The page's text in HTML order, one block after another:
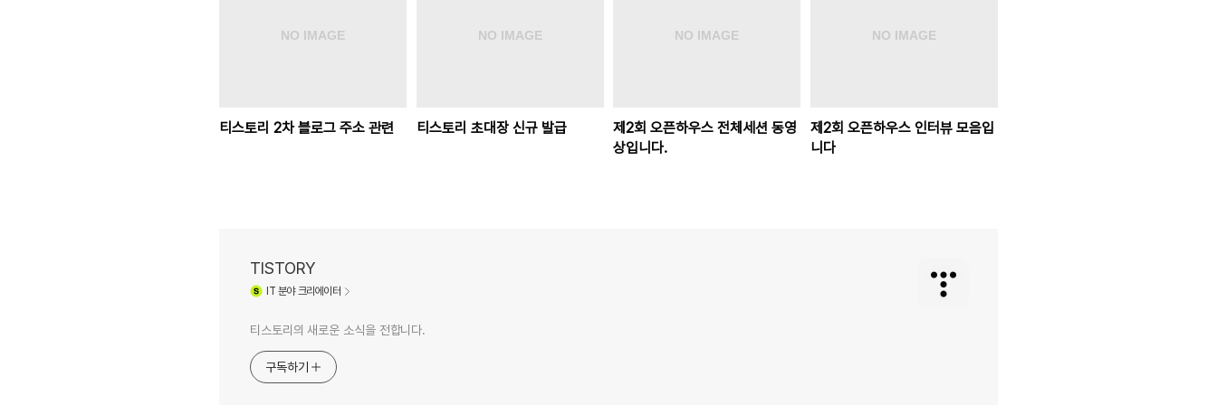
티스토리 2차 블로그 주소 관련 티스토리 초대장 신규 발급
제2회 오픈하우스 전체세션 동영
상입니다.
제2회 오픈하우스 인터뷰 모음입
니다
TISTORY
IT 분야 크리에이터
티스토리의 새로운 소식을 전합니다.
구독하기